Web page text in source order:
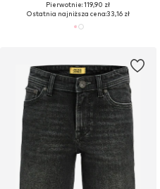
Pierwotnie: 119,90 zł
Ostatnia najniższa cena:33,16 zł